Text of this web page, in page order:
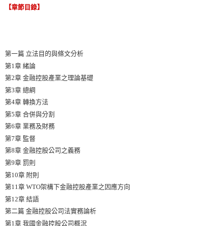
【章節目錄】
第一篇 立法目的與條文分析
第1章 緒論
第2章 金融控股產業之理論基礎
第3章 總綱
第4章 轉換方法
第5章 合併與分割
第6章 業務及財務
第7章 監督
第8章 金融控股公司之義務
第9章 罰則
第10章 附則
第11章 WTO架構下金融控股產業之因應方向
第12章 結語
第二篇 金融控股公司法實務論析
第1章 我國金融控股公司概況